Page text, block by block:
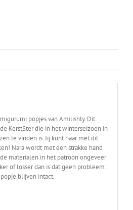
popjes van Amilishly. Dit
KerstSter die in het winterseizoen in
te vinden is. Jij kunt haar met dit
Nara wordt met een strakke hand
materialen in het patroon ongeveer
of losser dan is dat geen probleem:
blijven intact.